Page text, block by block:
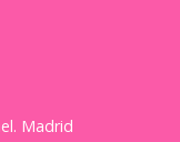
Madrid